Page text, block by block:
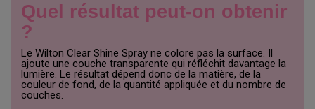
Quel résultat peut-on obtenir
?
Le Wilton Clear Shine Spray ne colore pas la surface. Il
ajoute une couche transparente qui réfléchit davantage la
lumière. Le résultat dépend donc de la matière, de la
couleur de fond, de la quantité appliquée et du nombre de
couches.